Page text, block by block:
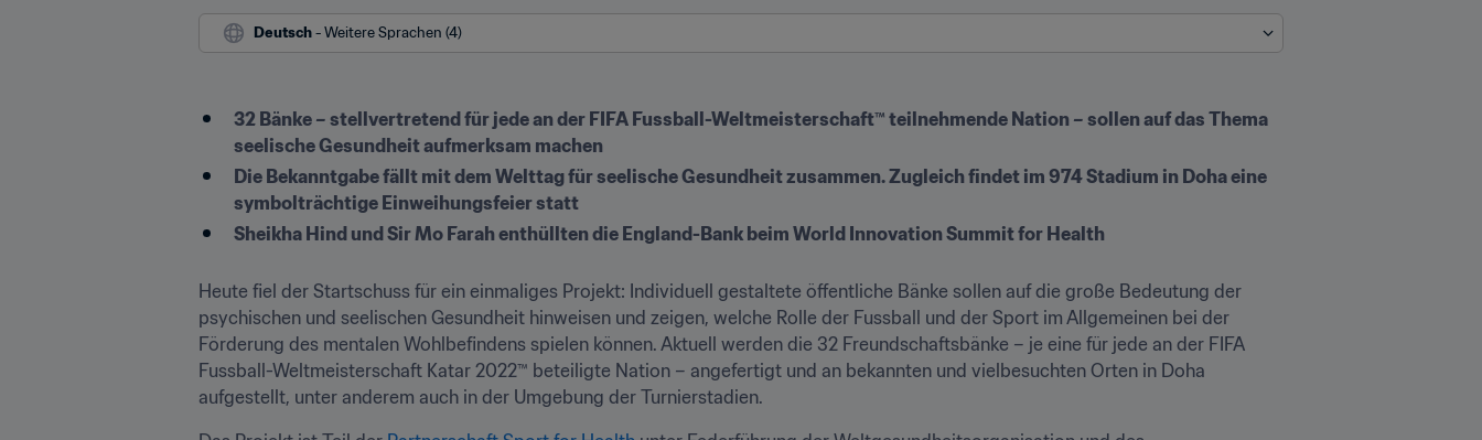
Deutsch - Weitere Sprachen (4)
32 Bänke – stellvertretend für jede an der FIFA Fussball-Weltmeisterschaft™ teilnehmende Nation – sollen auf das Thema
seelische Gesundheit aufmerksam machen
Die Bekanntgabe fällt mit dem Welttag für seelische Gesundheit zusammen. Zugleich findet im 974 Stadium in Doha eine
symbolträchtige Einweihungsfeier statt
Sheikha Hind und Sir Mo Farah enthüllten die England-Bank beim World Innovation Summit for Health
Heute fiel der Startschuss für ein einmaliges Projekt: Individuell gestaltete öffentliche Bänke sollen auf die große Bedeutung der
psychischen und seelischen Gesundheit hinweisen und zeigen, welche Rolle der Fussball und der Sport im Allgemeinen bei der
Förderung des mentalen Wohlbefindens spielen können. Aktuell werden die 32 Freundschaftsbänke – je eine für jede an der FIFA
Fussball-Weltmeisterschaft Katar 2022™ beteiligte Nation – angefertigt und an bekannten und vielbesuchten Orten in Doha
aufgestellt, unter anderem auch in der Umgebung der Turnierstadien.